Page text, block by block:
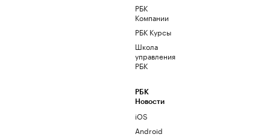
РБК
Компании
РБК Курсы
Школа
управления
РБК
РБК
Новости
iOS
Android